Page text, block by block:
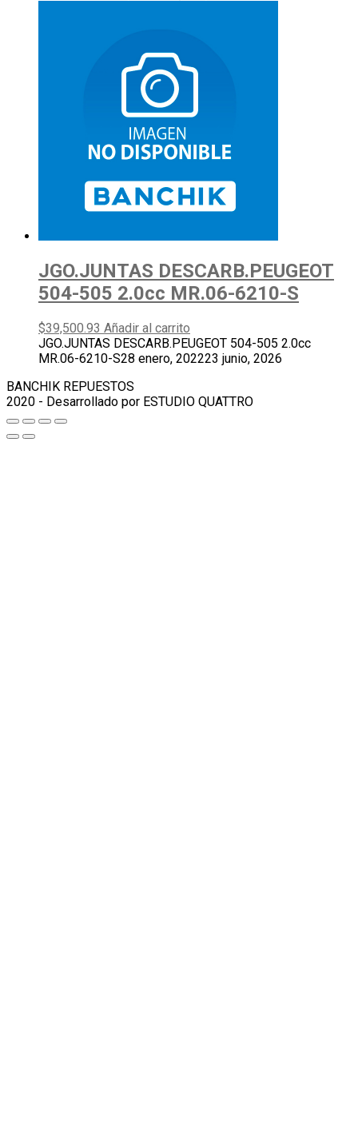
JGO.JUNTAS DESCARB.PEUGEOT
504-505 2.0cc MR.06-6210-S
$39,500.93 Añadir al carrito
JGO.JUNTAS DESCARB.PEUGEOT 504-505 2.0cc
MR.06-6210-S28 enero, 202223 junio, 2026
BANCHIK REPUESTOS
2020 - Desarrollado por ESTUDIO QUATTRO